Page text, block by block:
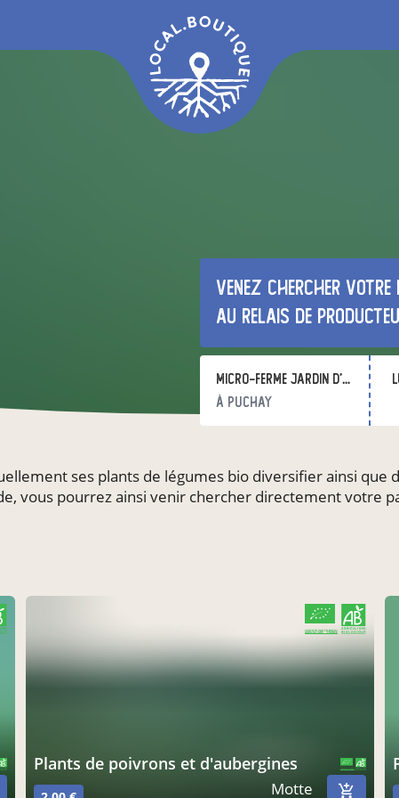
Venez chercher votre
au relais de
Micro-ferme Jardin d'équilibre
à Puchay
ses plants de légumes bio diversifier ainsi que
vous pourrez ainsi venir chercher directement votre
plants de poivrons et d'aubergines
Motte
CERTIFIÉ PAR FR-BIO-01
AGRICULTURE FRANCE